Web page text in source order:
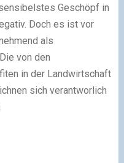
Geschöpf in
Doch es ist vor
als
von den
in der Landwirtschaft
sich verantworlich